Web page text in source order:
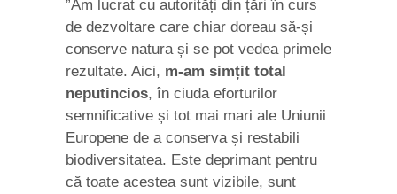
”Am lucrat cu autorități din țări în curs
de dezvoltare care chiar doreau să-și
conserve natura și se pot vedea primele
rezultate. Aici, m-am simțit total
neputincios, în ciuda eforturilor
semnificative și tot mai mari ale Uniunii
Europene de a conserva și restabili
biodiversitatea. Este deprimant pentru
că toate acestea sunt vizibile, sunt